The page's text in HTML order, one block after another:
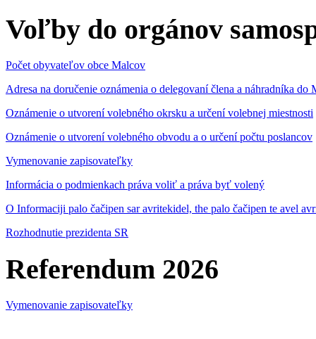
Voľby do orgánov
Počet obyvateľov obce Malcov
Adresa na doručenie oznámenia o delegovaní člena a náhradníka
Oznámenie o utvorení volebného okrsku a určení volebnej miestnosti
Oznámenie o utvorení volebného obvodu a o určení počtu poslancov
Vymenovanie zapisovateľky
Informácia o podmienkach práva voliť a práva byť volený
O Informaciji palo čačipen sar avritekidel, the palo čačipen te avel
Rozhodnutie prezidenta SR
Referendum 2026
Vymenovanie zapisovateľky